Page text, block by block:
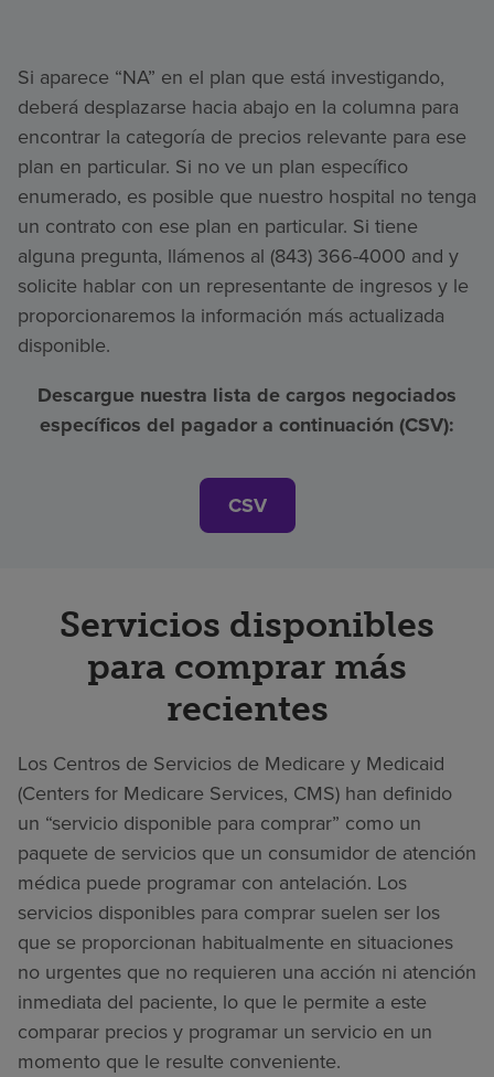
Si aparece “NA” en el plan que está investigando,
deberá desplazarse hacia abajo en la columna para
encontrar la categoría de precios relevante para ese
plan en particular. Si no ve un plan específico
enumerado, es posible que nuestro hospital no tenga
un contrato con ese plan en particular. Si tiene
alguna pregunta, llámenos al (843) 366-4000 and y
solicite hablar con un representante de ingresos y le
proporcionaremos la información más actualizada
disponible.
Descargue nuestra lista de cargos negociados
específicos del pagador a continuación (CSV):
CSV
Servicios disponibles
para comprar más
recientes
Los Centros de Servicios de Medicare y Medicaid
(Centers for Medicare Services, CMS) han definido
un “servicio disponible para comprar” como un
paquete de servicios que un consumidor de atención
médica puede programar con antelación. Los
servicios disponibles para comprar suelen ser los
que se proporcionan habitualmente en situaciones
no urgentes que no requieren una acción ni atención
inmediata del paciente, lo que le permite a este
comparar precios y programar un servicio en un
momento que le resulte conveniente.